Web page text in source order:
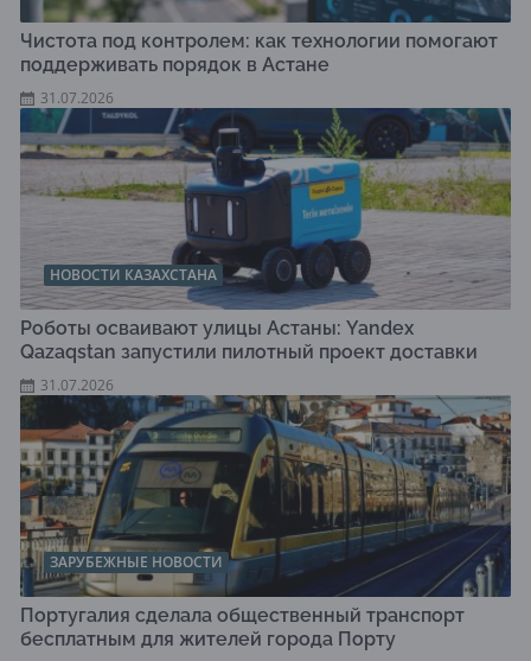
Чистота под контролем: как технологии помогают
поддерживать порядок в Астане
31.07.2026
НОВОСТИ КАЗАХСТАНА
Роботы осваивают улицы Астаны: Yandex
Qazaqstan запустили пилотный проект доставки
31.07.2026
ЗАРУБЕЖНЫЕ НОВОСТИ
Португалия сделала общественный транспорт
бесплатным для жителей города Порту